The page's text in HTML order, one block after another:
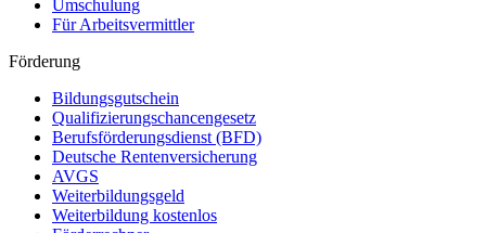
Umschulung
Für Arbeitsvermittler
Förderung
Bildungsgutschein
Qualifizierungschancengesetz
Berufsförderungsdienst (BFD)
Deutsche Rentenversicherung
AVGS
Weiterbildungsgeld
Weiterbildung kostenlos